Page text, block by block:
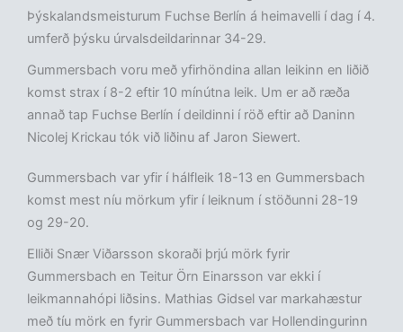
Þýskalandsmeisturum Fuchse Berlín á heimavelli í dag í 4.
umferð þýsku úrvalsdeildarinnar 34-29.
Gummersbach voru með yfirhöndina allan leikinn en liðið
komst strax í 8-2 eftir 10 mínútna leik. Um er að ræða
annað tap Fuchse Berlín í deildinni í röð eftir að Daninn
Nicolej Krickau tók við liðinu af Jaron Siewert.
Gummersbach var yfir í hálfleik 18-13 en Gummersbach
komst mest níu mörkum yfir í leiknum í stöðunni 28-19
og 29-20.
Elliði Snær Viðarsson skoraði þrjú mörk fyrir
Gummersbach en Teitur Örn Einarsson var ekki í
leikmannahópi liðsins. Mathias Gidsel var markahæstur
með tíu mörk en fyrir Gummersbach var Hollendingurinn